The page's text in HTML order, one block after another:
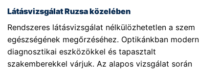
Látásvizsgálat Ruzsa közelében
Rendszeres látásvizsgálat nélkülözhetetlen a szem
egészségének megőrzéséhez. Optikánkban modern
diagnosztikai eszközökkel és tapasztalt
szakemberekkel várjuk. Az alapos vizsgálat során